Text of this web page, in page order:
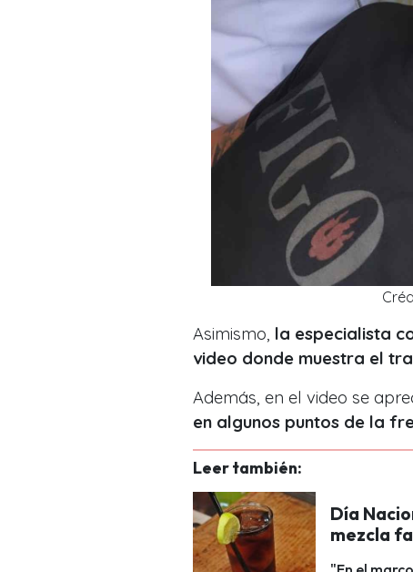
Asimismo, la especialista
video donde muestra el
Además, en el video se
en algunos puntos de la
Leer también:
Día
mezcla